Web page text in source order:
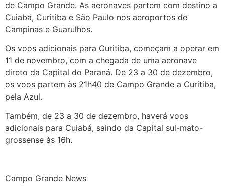
de Campo Grande. As aeronaves partem com destino a
Cuiabá, Curitiba e São Paulo nos aeroportos de
Campinas e Guarulhos.
Os voos adicionais para Curitiba, começam a operar em
11 de novembro, com a chegada de uma aeronave
direto da Capital do Paraná. De 23 a 30 de dezembro,
os voos partem às 21h40 de Campo Grande a Curitiba,
pela Azul.
Também, de 23 a 30 de dezembro, haverá voos
adicionais para Cuiabá, saindo da Capital sul-mato-
grossense às 16h.
Campo Grande News